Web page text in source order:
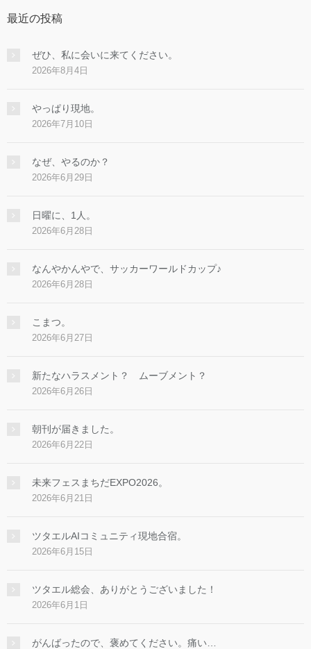
最近の投稿
ぜひ、私に会いに来てください。
2026年8月4日
やっぱり現地。
2026年7月10日
なぜ、やるのか？
2026年6月29日
日曜に、1人。
2026年6月28日
なんやかんやで、サッカーワールドカップ♪
2026年6月28日
こまつ。
2026年6月27日
新たなハラスメント？ ムーブメント？
2026年6月26日
朝刊が届きました。
2026年6月22日
未来フェスまちだEXPO2026。
2026年6月21日
ツタエルAIコミュニティ現地合宿。
2026年6月15日
ツタエル総会、ありがとうございました！
2026年6月1日
がんばったので、褒めてください。痛い…